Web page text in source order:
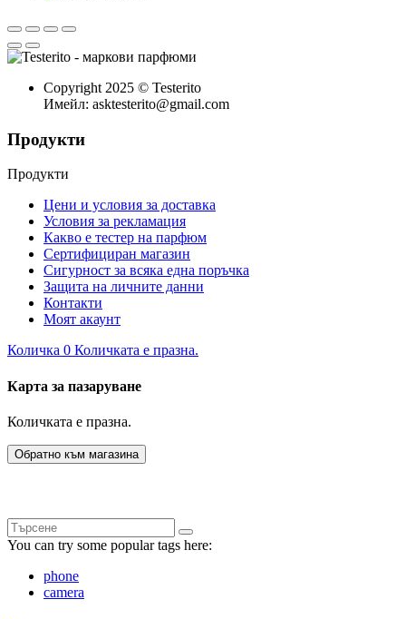
Copyright 2025 © Testerito
Имейл: asktesterito@gmail.com
Продукти
Продукти
Цени и условия за доставка
Условия за рекламация
Какво е тестер на парфюм
Сертифициран магазин
Сигурност за всяка една поръчка
Защита на личните данни
Контакти
Моят акаунт
Количка 0 Количката е празна.
Карта за пазаруване
Количката е празна.
Обратно към магазина
You can try some popular tags here:
phone
camera